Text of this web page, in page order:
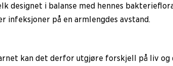
designet i balanse med hennes
infeksjoner på en armlengdes avstand.
kan det derfor utgjøre forskjell på liv